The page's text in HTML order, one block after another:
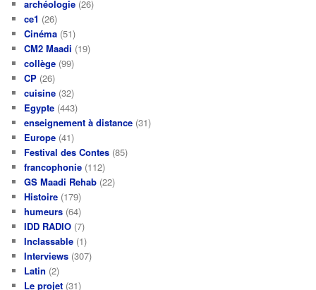
archéologie (26)
ce1 (26)
Cinéma (51)
CM2 Maadi (19)
collège (99)
CP (26)
cuisine (32)
Egypte (443)
enseignement à distance (31)
Europe (41)
Festival des Contes (85)
francophonie (112)
GS Maadi Rehab (22)
Histoire (179)
humeurs (64)
IDD RADIO (7)
Inclassable (1)
Interviews (307)
Latin (2)
Le projet (31)